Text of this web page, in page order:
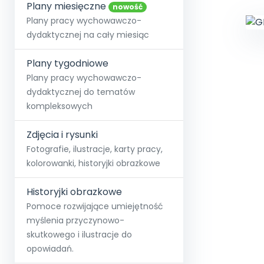
Społeczność
+48 12 631 04 10
kontakt@blizejprzedszkola.pl
O miesięczniku
Strona główna
O Akademii
Akademia
Poznaj pakiet MAX
Testuj przez 7 dni Pełen
Wszystkie projekty
Skontaktuj się
Dodaj wpis
Plany miesięczne nowość
Plany pracy wychowawczo-
dydaktycznej na cały miesiąc
Plany tygodniowe
Plany pracy wychowawczo-
dydaktycznej do tematów
kompleksowych
Zdjęcia i rysunki
Fotografie, ilustracje, karty pracy,
kolorowanki, historyjki obrazkowe
Historyjki obrazkowe
Pomoce rozwijające umiejętność
myślenia przyczynowo-
skutkowego i ilustracje do
opowiadań.